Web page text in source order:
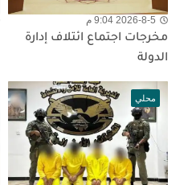
2026-8-5 9:04 م
مخرجات اجتماع ائتلاف إدارة
الدولة
محلي